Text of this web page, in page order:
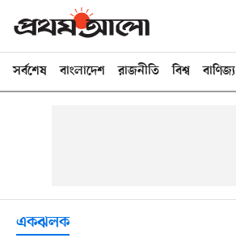
সর্বশেষ বাংলাদেশ রাজনীতি বিশ্ব বাণিজ্য
একঝলক